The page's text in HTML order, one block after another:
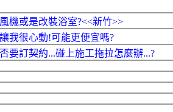
機或是改裝浴室?<<新竹>>
我很心動!可能更便宜嗎?
要訂契約...碰上施工拖拉怎麼辦...?